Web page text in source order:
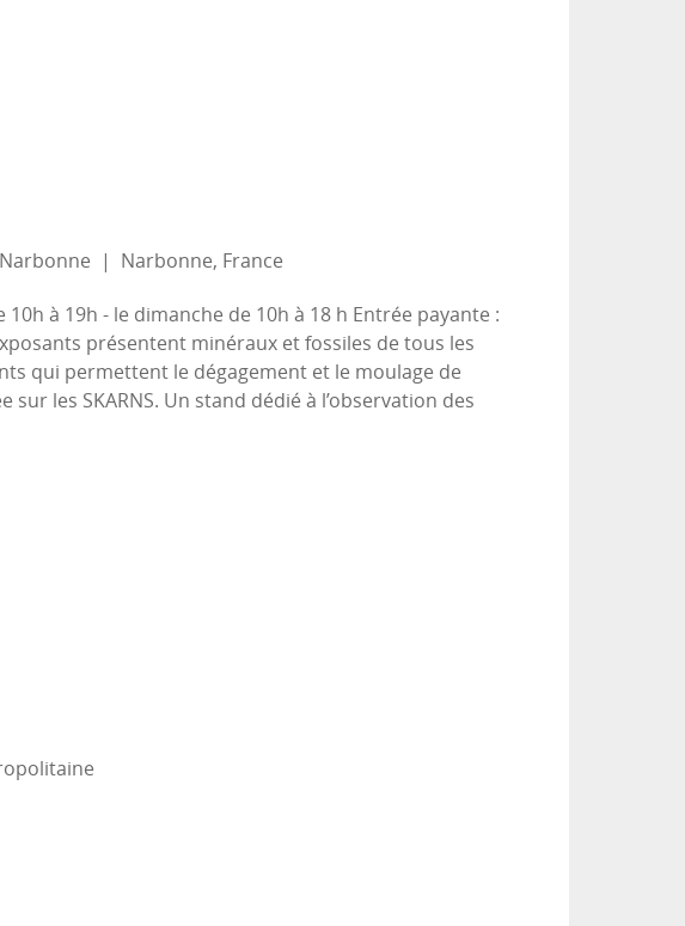
| Narbonne, France
à 19h - le dimanche de 10h à 18 h Entrée payante :
présentent minéraux et fossiles de tous les
qui permettent le dégagement et le moulage de
les SKARNS. Un stand dédié à l’observation des